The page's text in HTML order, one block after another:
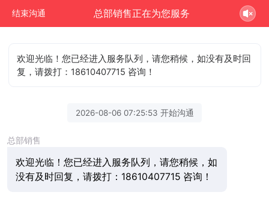
结束沟通 总部销售正在为您服务
欢迎光临！您已经进入服务队列，请您稍候，如没有及时回
复，请拨打：18610407715 咨询！
2026-08-06 07:25:53 开始沟通
总部销售
欢迎光临！您已经进入服务队列，请您稍候，如
没有及时回复，请拨打：18610407715 咨询！